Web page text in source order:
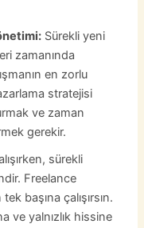
Sürekli yeni
zamanında
en zorlu
stratejisi
ve zaman
gerekir.
sürekli
Freelance
başına çalışırsın.
ve yalnızlık hissine